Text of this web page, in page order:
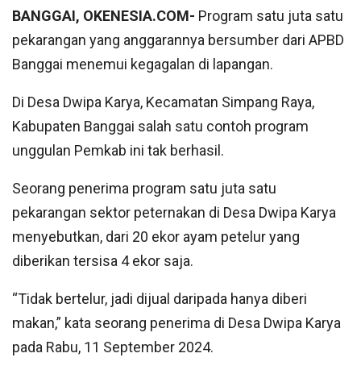
BANGGAI, OKENESIA.COM- Program satu juta satu
pekarangan yang anggarannya bersumber dari APBD
Banggai menemui kegagalan di lapangan.
Di Desa Dwipa Karya, Kecamatan Simpang Raya,
Kabupaten Banggai salah satu contoh program
unggulan Pemkab ini tak berhasil.
Seorang penerima program satu juta satu
pekarangan sektor peternakan di Desa Dwipa Karya
menyebutkan, dari 20 ekor ayam petelur yang
diberikan tersisa 4 ekor saja.
“Tidak bertelur, jadi dijual daripada hanya diberi
makan,” kata seorang penerima di Desa Dwipa Karya
pada Rabu, 11 September 2024.